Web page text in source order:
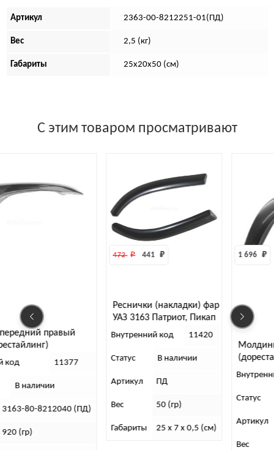
Артикул 2363-00-8212251-01(ПД)
Вес 2,5 (кг)
Габариты 25х20х50 (см)
С этим товаром просматривают
Реснички (накладки) фар
УАЗ 3163 Патриот, Пикап
с 2014 г (АБС)
Внутренний код 11420
В наличии
Артикул
Вес 50 (гр)
Габариты 25 x 7 x 0,5 (см)
Молдинг задний левый
(дорестайлинг)
1 696
В наличии
3163-00-8212081-